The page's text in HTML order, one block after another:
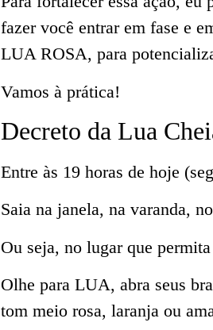
fazer você entrar em fase e
LUA ROSA, para
Vamos à prática!
Decreto da Lua
Entre às 19 horas de hoje
Saia na janela, na varanda,
Ou seja, no lugar que
Olhe para LUA, abra seus
tom meio rosa, laranja ou